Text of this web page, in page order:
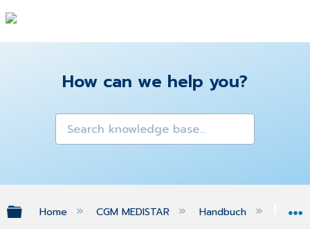
How can we help you?
Expand/collapse global hierarchy
Home CGM MEDISTAR Handbuch